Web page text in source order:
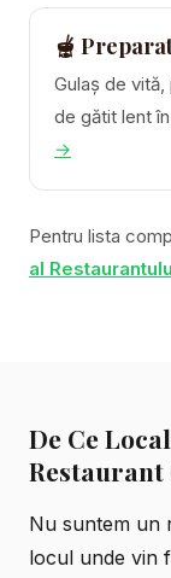
🫕
Gulaș de
de gătit lent
→
Pentru lista
al
De Ce
Restaurant
Nu suntem un
locul unde vin